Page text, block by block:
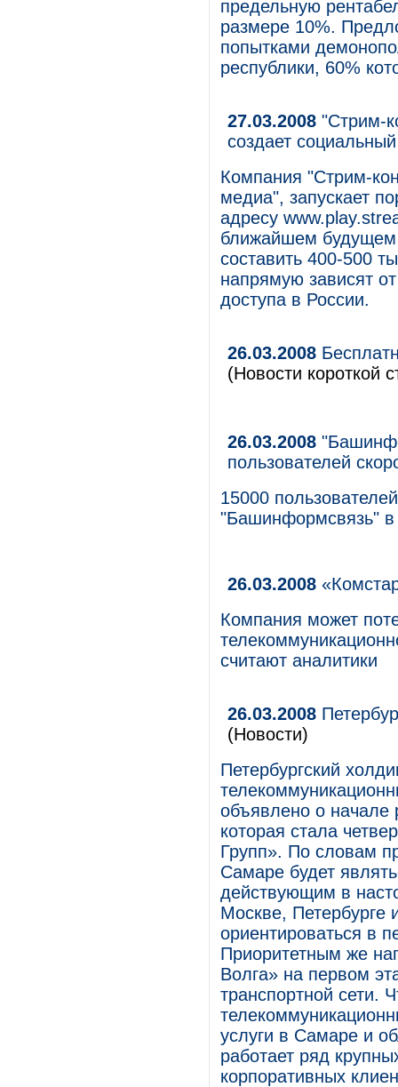
предельную
размере 10%.
попытками
республики, 60%
27.03.2008 "Стрим-
создает
Компания "Стрим-
медиа", запускает
адресу
ближайшем будущем
составить 400-500
напрямую зависят
доступа в России.
26.03.2008
(Новости короткой
26.03.2008
пользователей
15000
"Башинформсвязь"
26.03.2008
Компания может
считают аналитики
26.03.2008
(Новости)
Петербургский
объявлено о начале
которая стала
Групп». По словам
Самаре будет
действующим в
Москве, Петербурге
ориентироваться в
Приоритетным же
Волга» на первом
транспортной сети.
услуги в Самаре и
работает ряд
корпоративных